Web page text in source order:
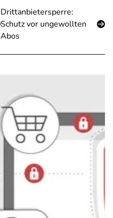
Drittanbietersperre:
Schutz vor ungewollten
Abos